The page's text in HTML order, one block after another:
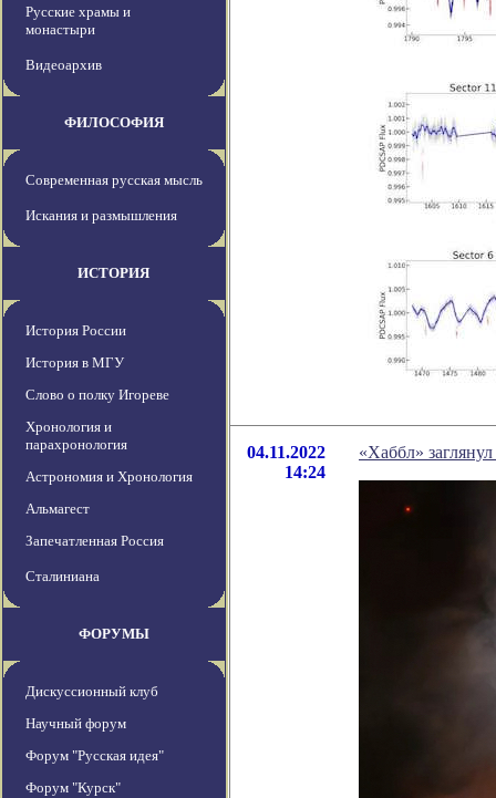
Русские храмы и
монастыри
Видеоархив
ФИЛОСОФИЯ
Современная русская мысль
Искания и размышления
ИСТОРИЯ
История России
История в МГУ
Слово о полку Игореве
Хронология и
парахронология
Астрономия и Хронология
Альмагест
Запечатленная Россия
Сталиниана
ФОРУМЫ
Дискуссионный клуб
Научный форум
Форум "Русская идея"
Форум "Курск"
04.11.2022
14:24
«Хаббл»